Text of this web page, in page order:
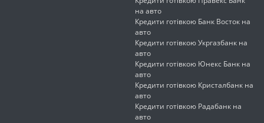
на авто
Кредити готівкою Банк Восток на
авто
Кредити готівкою Укргазбанк на
авто
Кредити готівкою Юнекс Банк на
авто
Кредити готівкою Кристалбанк на
авто
Кредити готівкою Радабанк на
авто